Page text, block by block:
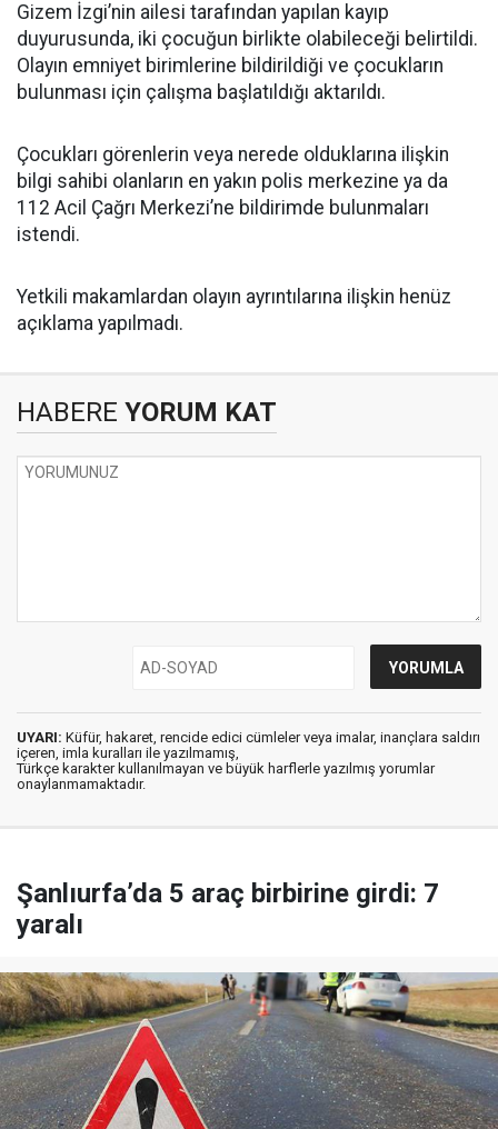
Gizem İzgi’nin ailesi tarafından yapılan kayıp
duyurusunda, iki çocuğun birlikte olabileceği belirtildi.
Olayın emniyet birimlerine bildirildiği ve çocukların
bulunması için çalışma başlatıldığı aktarıldı.
Çocukları görenlerin veya nerede olduklarına ilişkin
bilgi sahibi olanların en yakın polis merkezine ya da
112 Acil Çağrı Merkezi’ne bildirimde bulunmaları
istendi.
Yetkili makamlardan olayın ayrıntılarına ilişkin henüz
açıklama yapılmadı.
HABERE YORUM KAT
UYARI: Küfür, hakaret, rencide edici cümleler veya imalar, inançlara saldırı
içeren, imla kuralları ile yazılmamış,
Türkçe karakter kullanılmayan ve büyük harflerle yazılmış yorumlar
onaylanmamaktadır.
Şanlıurfa’da 5 araç birbirine girdi: 7
yaralı